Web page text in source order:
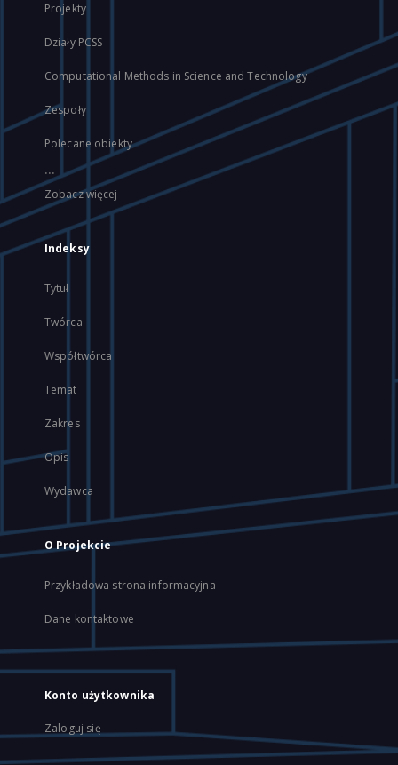
Projekty
Działy PCSS
Computational Methods in Science and Technology
Zespoły
Polecane obiekty
...
Zobacz więcej
Indeksy
Tytuł
Twórca
Współtwórca
Temat
Zakres
Opis
Wydawca
O Projekcie
Przykładowa strona informacyjna
Dane kontaktowe
Konto użytkownika
Zaloguj się